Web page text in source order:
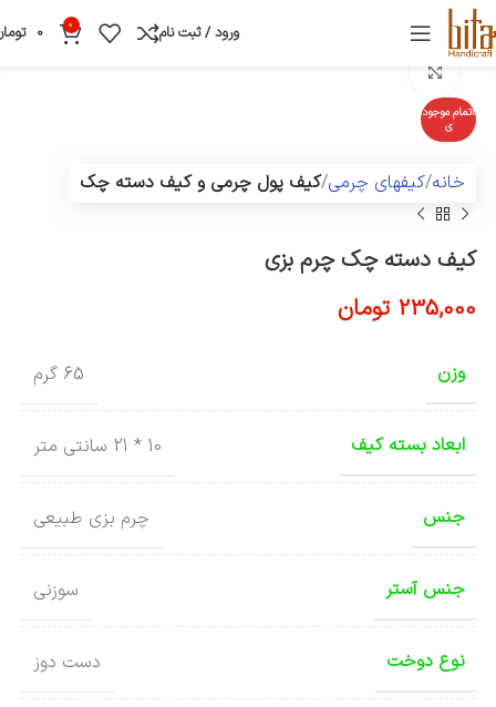
ورود / ثبت نام 0
0
اتمام موجود
ی
خانه کیفهای چرمی کیف پول چرمی و کیف دسته چک
کیف دسته چک چرم بزی
235,000 تومان
وزن 65 گرم
ابعاد بسته کیف 10 * 21 سانتی متر
جنس چرم بزی طبیعی
جنس آستر سوزنی
نوع دوخت دست دوز